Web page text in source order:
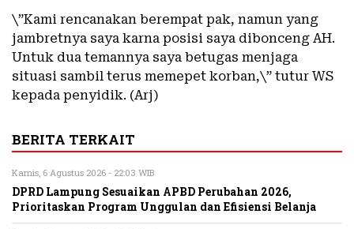
\”Kami rencanakan berempat pak, namun yang
jambretnya saya karna posisi saya dibonceng AH.
Untuk dua temannya saya betugas menjaga
situasi sambil terus memepet korban,\” tutur WS
kepada penyidik. (Arj)
BERITA TERKAIT
Kamis, 6 Agustus 2026 - 22:03 WIB
DPRD Lampung Sesuaikan APBD Perubahan 2026,
Prioritaskan Program Unggulan dan Efisiensi Belanja